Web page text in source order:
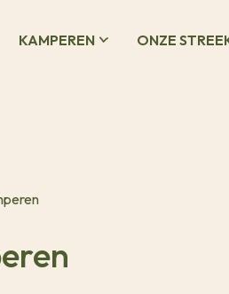
KAMPEREN ONZE